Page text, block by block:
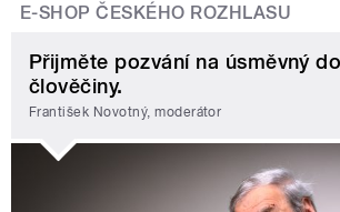
E-SHOP ČESKÉHO ROZHLASU
Přijměte pozvání na úsměvný
člověčiny.
František Novotný, moderátor